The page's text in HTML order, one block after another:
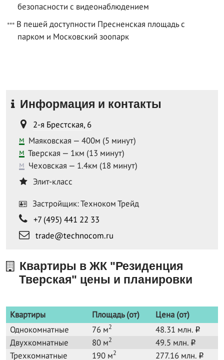
безопасности с видеонаблюдением
В пешей доступности Пресненская площадь с
парком и Московский зоопарк
Информация и контакты
2-я Брестская, 6
м Маяковская — 400м (5 минут)
м Тверская — 1км (13 минут)
м Чеховская — 1.4км (18 минут)
Элит-класс
Застройщик: Техноком Трейд
+7 (495) 441 22 33
trade@technocom.ru
Квартиры в ЖК "Резиденция
Тверская" цены и планировки
Квартиры Площадь (от)
Цена (от)
Однокомнатные
76 м2 48.31 млн. o
Двухкомнатные 80 м2 49.5 млн. o
Трехкомнатные 190 м2 277.16 млн. o